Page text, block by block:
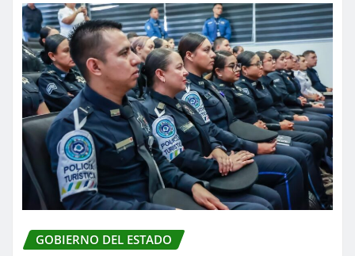
GOBIERNO DEL ESTADO